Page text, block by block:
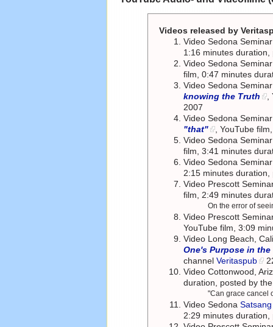
Videos released by
Video Sedona
1:16 minutes
Video Sedona
film, 0:47 minutes
Video Sedona
knowing the Truth
2007
Video Sedona
"that"
, YouTube
Video Sedona
film, 3:41 minutes
Video Sedona
2:15 minutes
Video Prescott
film, 2:49 minutes
On the error of
Video Prescott
YouTube film, 3:09
Video Long Beach,
One's Purpose in the
channelVeritaspub
Video Cottonwood,
duration, posted by
"Can grace cancel
Video Sedona
2:29 minutes